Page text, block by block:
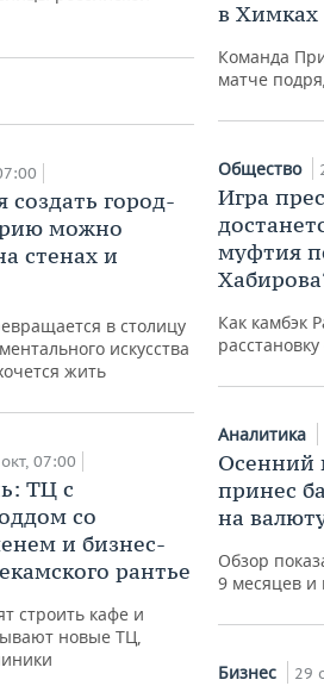
город-
можно
стенах и
в столицу
искусства
жить
07:00
ТЦ с
со
и бизнес-
рантье
строить кафе и
новые ТЦ,
в Химках
Команда
матче
Общество
Игра
муфтия
Как камбэк
Аналитика
Осенний
принес
на
Обзор
9 месяцев и
Бизнес 29